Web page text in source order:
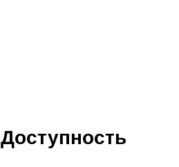
Доступность